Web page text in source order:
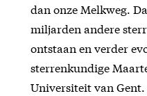
dan onze Melkweg.
miljarden andere
ontstaan en verder
sterrenkundige
Universiteit van